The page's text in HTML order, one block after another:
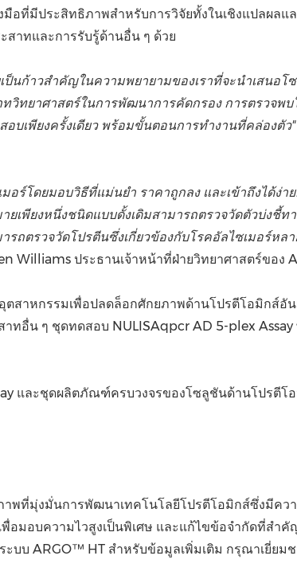
อที่มีประสิทธิภาพสำหรับการวิจัยทั้งในเชิงแปลผล
สาทและการรับรู้ด้านอื่น ๆ ด้วย
นก้าวสำคัญในความพยายามของเราที่จะนำเสนอ
วิทยาศาสตร์ในการพัฒนาการคัดกรอง การตรวจพ
บเพียงครั้งเดียว พร้อมขั้นตอนการทำงานที่คล่องตัว"
ร์โดยมอบวิธีที่แม่นยำ ราคาถูกลง และเข้าถึงได้ง่
เพียงหนึ่งชนิดแบบดั้งเดิมสามารถตรวจวัดตัวบ่งชี้
ถตรวจวัดโปรตีนซึ่งเกี่ยวข้องกับโรคอัลไซเมอร์หล
Williams ประธานเจ้าหน้าที่ฝ่ายวิทยาศาสตร์ของ
าหกรรมเพื่อปลดล็อกศักยภาพด้านโปรตีโอมิกส์อั
ทอื่น ๆ ชุดทดสอบ NULISAqpcr AD 5-plex
และชุดผลิตภัณฑ์ครบวงจรของโซลูชันด้านโปรตี
พที่มุ่งมั่นการพัฒนาเทคโนโลยีโปรตีโอมิกส์ซึ่งมีคว
มอบความไวสูงเป็นพิเศษ และแก้ไขข้อจำกัดที่สำ
บบ ARGO™ HT สำหรับข้อมูลเพิ่มเติม กรุณาเยี่ยม